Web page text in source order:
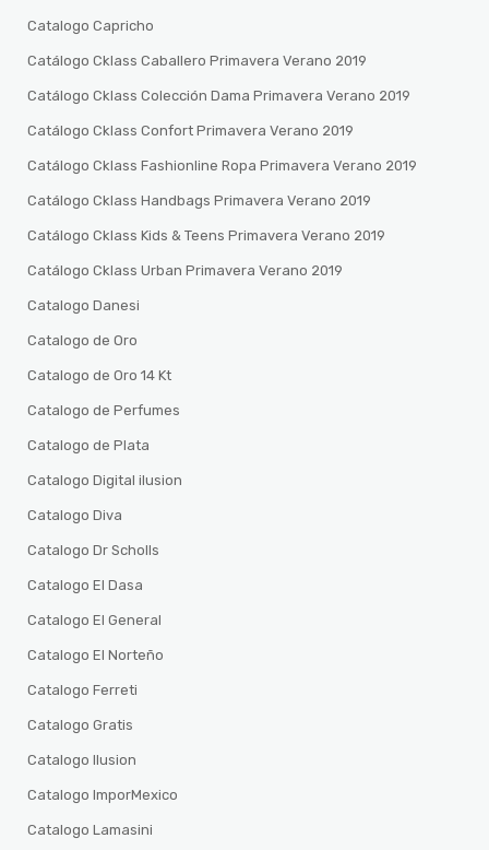
Catalogo Capricho
Catálogo Cklass Caballero Primavera Verano 2019
Catálogo Cklass Colección Dama Primavera Verano 2019
Catálogo Cklass Confort Primavera Verano 2019
Catálogo Cklass Fashionline Ropa Primavera Verano 2019
Catálogo Cklass Handbags Primavera Verano 2019
Catálogo Cklass Kids & Teens Primavera Verano 2019
Catálogo Cklass Urban Primavera Verano 2019
Catalogo Danesi
Catalogo de Oro
Catalogo de Oro 14 Kt
Catalogo de Perfumes
Catalogo de Plata
Catalogo Digital ilusion
Catalogo Diva
Catalogo Dr Scholls
Catalogo El Dasa
Catalogo El General
Catalogo El Norteño
Catalogo Ferreti
Catalogo Gratis
Catalogo Ilusion
Catalogo ImporMexico
Catalogo Lamasini